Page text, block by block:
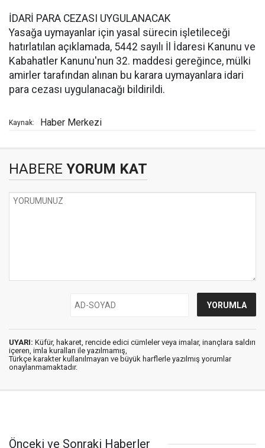
İDARİ PARA CEZASI UYGULANACAK
Yasağa uymayanlar için yasal sürecin işletileceği
hatırlatılan açıklamada, 5442 sayılı İl İdaresi Kanunu ve
Kabahatler Kanunu'nun 32. maddesi gereğince, mülki
amirler tarafından alınan bu karara uymayanlara idari
para cezası uygulanacağı bildirildi.
Kaynak: Haber Merkezi
HABERE YORUM KAT
UYARI: Küfür, hakaret, rencide edici cümleler veya imalar, inançlara saldırı
içeren, imla kuralları ile yazılmamış,
Türkçe karakter kullanılmayan ve büyük harflerle yazılmış yorumlar
onaylanmamaktadır.
Önceki ve Sonraki Haberler